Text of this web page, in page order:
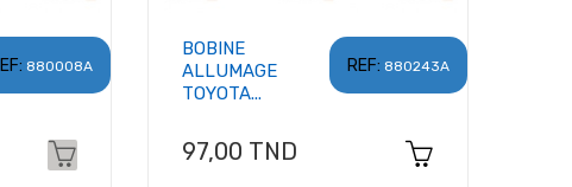
880008A REF: 880243A
BOBINE
ALLUMAGE
TOYOTA...
Prix
97,00 TND